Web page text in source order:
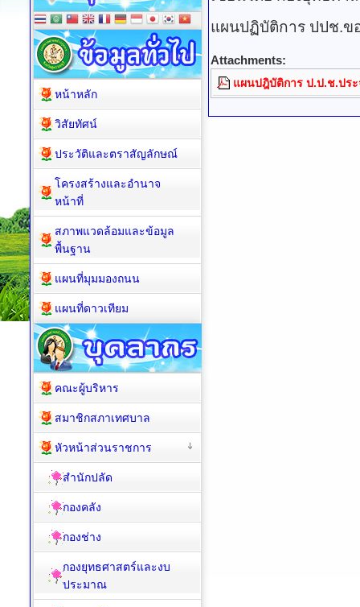
แผนปฏิบัติการ ปปช.ข
Attachments:
แผนปฎิบัติการ ป.ป.ช.ปร
หน้าหลัก
วิสัยทัศน์
ประวัติและตราสัญลักษณ์
โครงสร้างและอำนาจ
หน้าที่
สภาพแวดล้อมและข้อมูล
พื้นฐาน
แผนที่มุมมองถนน
แผนที่ดาวเทียม
คณะผู้บริหาร
สมาชิกสภาเทศบาล
หัวหน้าส่วนราชการ
สำนักปลัด
กองคลัง
กองช่าง
กองยุทธศาสตร์และงบ
ประมาณ